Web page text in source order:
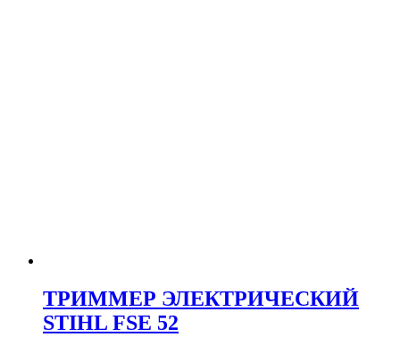
ТРИММЕР ЭЛЕКТРИЧЕСКИЙ
STIHL FSE 52